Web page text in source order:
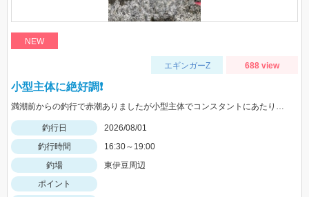
NEW
エギンガーZ 688 view
小型主体に絶好調❗️
満潮前からの釣行で赤潮ありましたが小型主体でコンスタントにあたりがありました
釣行日
2026/08/01
釣行時間
16:30～19:00
釣場
東伊豆周辺
ポイント